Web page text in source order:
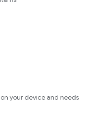
your device and needs